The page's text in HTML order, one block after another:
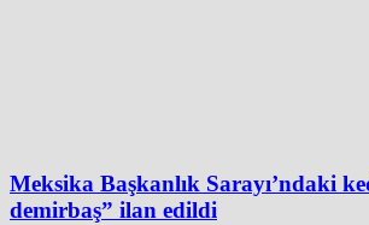
Meksika Başkanlık Sarayı’ndaki
demirbaş” ilan edildi